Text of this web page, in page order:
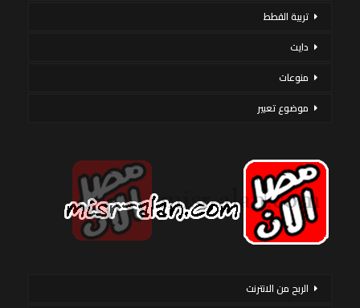
تربية القطط
دايت
منوعات
موضوع تعبير
الربح من الانترنت